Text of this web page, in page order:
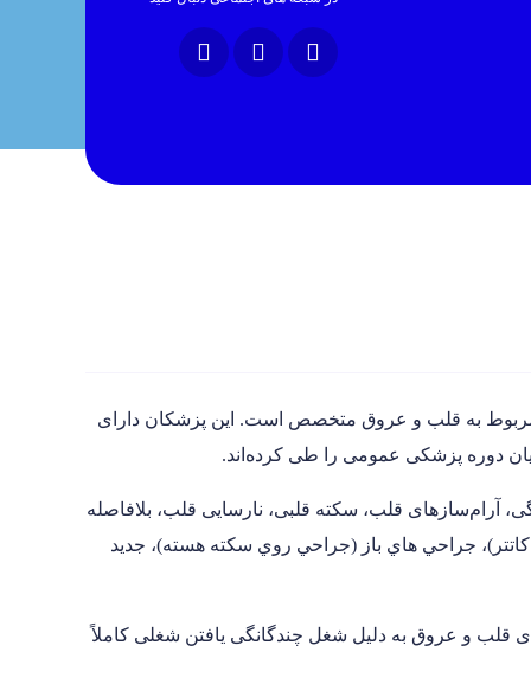
به قلب و عروق متخصص است. این پزشکان دارای
دوره پزشکی عمومی را طی کرده‌اند.
قلب، سکته قلبی، نارسایی قلب، بلافاصله
جراحي هاي باز (جراحي روي سكته هسته)، جديد
قلب و عروق به دليل شغل چندگانگى يافتن شغلى كاملاً